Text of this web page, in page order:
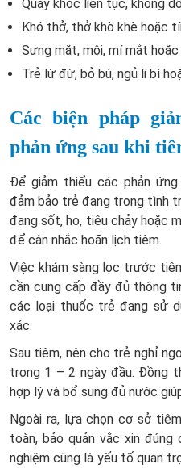
Quấy khóc liên tục, không
Khó thở, thở khò khè hoặc
Sưng mặt, môi, mí mắt
Trẻ lừ đừ, bỏ bú, ngủ li bì
Các biện pháp
phản ứng sau khi
Để giảm thiểu các phản
đảm bảo trẻ đang trong tình
đang sốt, ho, tiêu chảy hoặc
để cân nhắc hoãn lịch tiêm.
Việc khám sàng lọc trước
cần cung cấp đầy đủ thông
các loại thuốc trẻ đang sử
xác.
Sau tiêm, nên cho trẻ nghỉ
trong 1 – 2 ngày đầu. Đồng
hợp lý và bổ sung đủ nước
Ngoài ra, lựa chọn cơ sở
toàn, bảo quản vắc xin
nghiệm cũng là yếu tố quan